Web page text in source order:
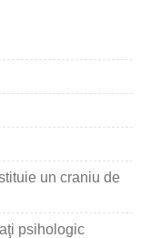
un craniu de
psihologic